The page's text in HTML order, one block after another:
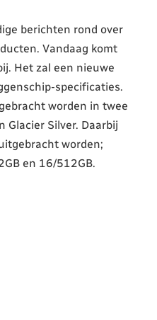
berichten rond over
Vandaag komt
Het zal een nieuwe
specificaties.
worden in twee
Glacier Silver. Daarbij
worden;
en 16/512GB.